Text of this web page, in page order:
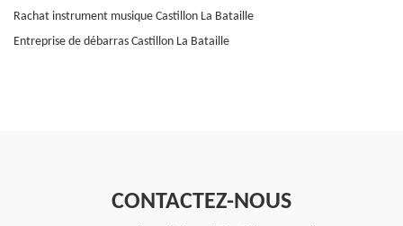
Rachat instrument musique Castillon La Bataille
Entreprise de débarras Castillon La Bataille
CONTACTEZ-NOUS